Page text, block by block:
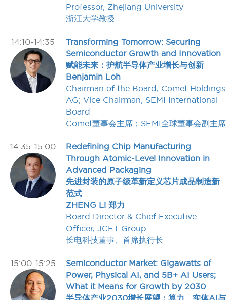
Professor, Zhejiang University
浙江大学教授
14:10-14:35
Transforming Tomorrow: Securing
Semiconductor Growth and Innovation
赋能未来：护航半导体产业增长与创新
Benjamin Loh
Chairman of the Board, Comet Holdings
AG; Vice Chairman, SEMI International
Board
Comet董事会主席；SEMI全球董事会副主席
14:35-15:00
Redefining Chip Manufacturing
Through Atomic‑Level Innovation in
Advanced Packaging
先进封装的原子级革新定义芯片成品制造新
范式
ZHENG Li 郑力
Board Director & Chief Executive
Officer, JCET Group
长电科技董事、首席执行长
15:00-15:25
Semiconductor Market: Gigawatts of
Power, Physical AI, and 5B+ AI Users;
What it Means for Growth by 2030
半导体产业2030增长展望：算力、实体AI与